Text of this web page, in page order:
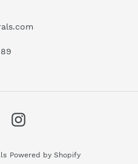
Instagram
Powered by Shopify